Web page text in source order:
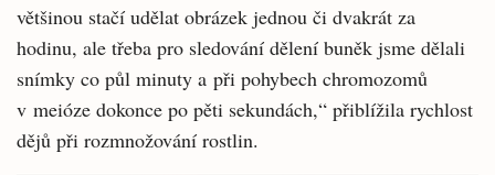
většinou stačí udělat obrázek jednou či dvakrát za
hodinu, ale třeba pro sledování dělení buněk jsme dělali
snímky co půl minuty a při pohybech chromozomů
v meióze dokonce po pěti sekundách,“ přiblížila rychlost
dějů při rozmnožování rostlin.